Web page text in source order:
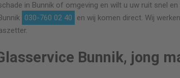
in Bunnik of omgeving en wilt u uw ruit snel
030-760 02 40
en wij komen direct. Wij
Bunnik, jong